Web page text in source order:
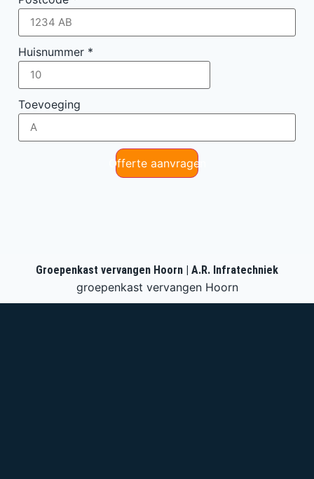
Huisnummer *
Toevoeging
Offerte aanvragen
Groepenkast vervangen Hoorn | A.R. Infratechniek
groepenkast vervangen Hoorn